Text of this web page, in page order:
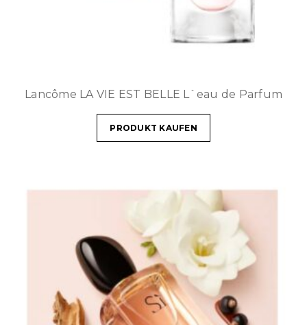
Lancôme LA VIE EST BELLE L`eau de Parfum
PRODUKT KAUFEN